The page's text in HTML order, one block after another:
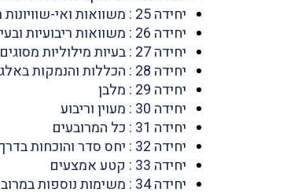
יחידה 25 : משוואות ואי-שוויונות ריבועיים
יחידה 26 : משוואות ריבועיות ובעיות
יחידה 27 : בעיות מילוליות מסוגים שונים
יחידה 28 : הכללות והנמקות באלגברה
יחידה 29 : מלבן
יחידה 30 : מעוין וריבוע
יחידה 31 : כל המרובעים
יחידה 32 : יחס סדר והוכחות בדרך השלילה
יחידה 33 : קטע אמצעים
יחידה 34 : משימות נוספות במרובעים